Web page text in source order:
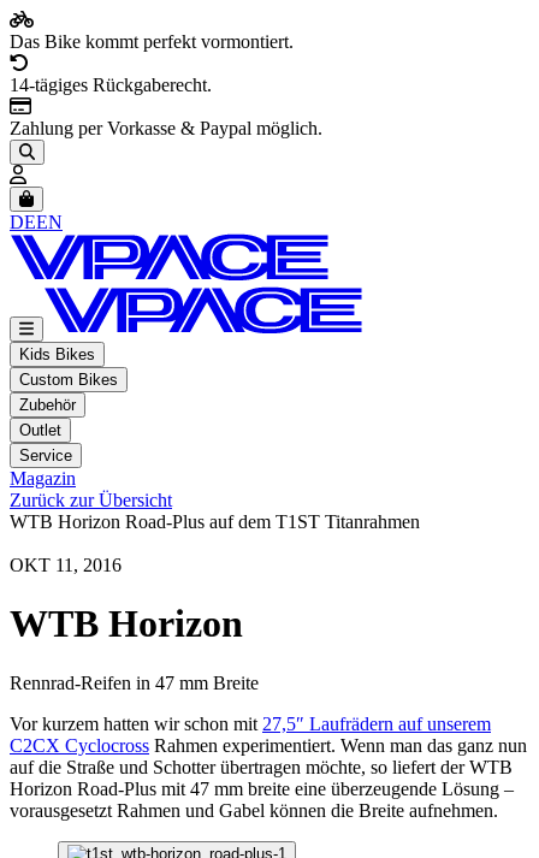
Das Bike kommt perfekt vormontiert.
14-tägiges Rückgaberecht.
Zahlung per Vorkasse & Paypal möglich.
Artikel im Warenkorb, Warenkorb anzeigen
DEEN
Kids Bikes
Custom Bikes
Zubehör
Outlet
Service
Magazin
Zurück zur Übersicht
WTB Horizon Road-Plus auf dem T1ST Titanrahmen
OKT 11, 2016
WTB Horizon
Rennrad-Reifen in 47 mm Breite
Vor kurzem hatten wir schon mit 27,5″ Laufrädern auf unserem
C2CX Cyclocross Rahmen experimentiert. Wenn man das ganz nun
auf die Straße und Schotter übertragen möchte, so liefert der WTB
Horizon Road-Plus mit 47 mm breite eine überzeugende Lösung –
vorausgesetzt Rahmen und Gabel können die Breite aufnehmen.